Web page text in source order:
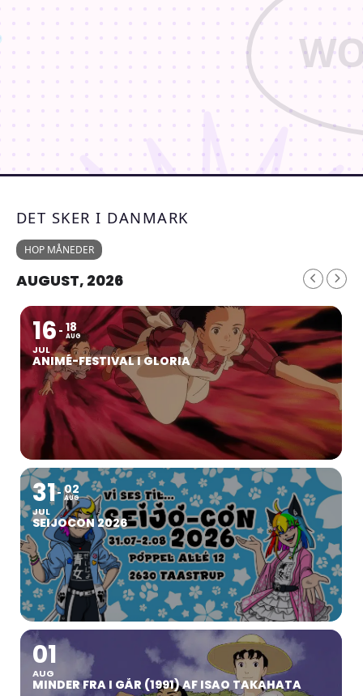
DET SKER I DANMARK
HOP MÅNEDER
AUGUST, 2026
16
JUL
18
AUG
ANIMÉ-FESTIVAL I GLORIA
31
JUL
02
AUG
SEIJOCON 2026
01
AUG
MINDER FRA I GÅR (1991) AF ISAO TAKAHATA